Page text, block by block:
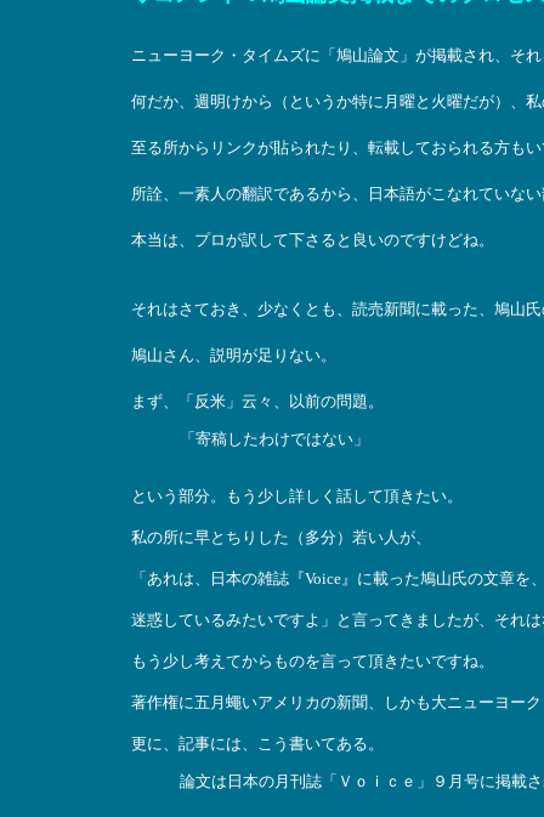
ニューヨーク・タイムズに「鳩山論文」が掲載され、そ
何だか、週明けから（というか特に月曜と火曜だが）、
至る所からリンクが貼られたり、転載しておられる方も
所詮、一素人の翻訳であるから、日本語がこなれていな
本当は、プロが訳して下さると良いのですけどね。
それはさておき、少なくとも、読売新聞に載った、鳩山
鳩山さん、説明が足りない。
まず、「反米」云々、以前の問題。
「寄稿したわけではない」
という部分。もう少し詳しく話して頂きたい。
私の所に早とちりした（多分）若い人が、
「あれは、日本の雑誌『Voice』に載った鳩山氏の文章
迷惑しているみたいですよ」と言ってきましたが、それ
もう少し考えてからものを言って頂きたいですね。
著作権に五月蠅いアメリカの新聞、しかも大ニューヨー
更に、記事には、こう書いてある。
論文は日本の月刊誌「Ｖｏｉｃｅ」９月号に掲載